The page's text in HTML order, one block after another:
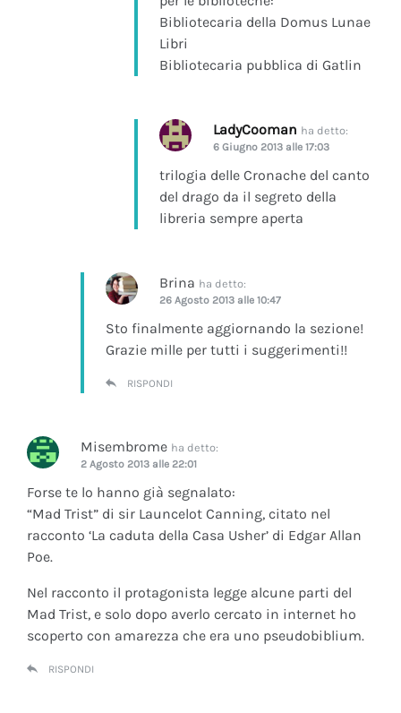
Bibliotecaria della Domus Lunae
Libri
Bibliotecaria pubblica di Gatlin
LadyCooman ha detto:
6 Giugno 2013 alle 17:03
trilogia delle Cronache del canto
del drago da il segreto della
libreria sempre aperta
Brina ha detto:
26 Agosto 2013 alle 10:47
Sto finalmente aggiornando la sezione!
Grazie mille per tutti i suggerimenti!!
RISPONDI
Misembrome ha detto:
2 Agosto 2013 alle 22:01
Forse te lo hanno già segnalato:
“Mad Trist” di sir Launcelot Canning, citato nel
racconto ‘La caduta della Casa Usher’ di Edgar Allan
Poe.
Nel racconto il protagonista legge alcune parti del
Mad Trist, e solo dopo averlo cercato in internet ho
scoperto con amarezza che era uno pseudobiblium.
RISPONDI